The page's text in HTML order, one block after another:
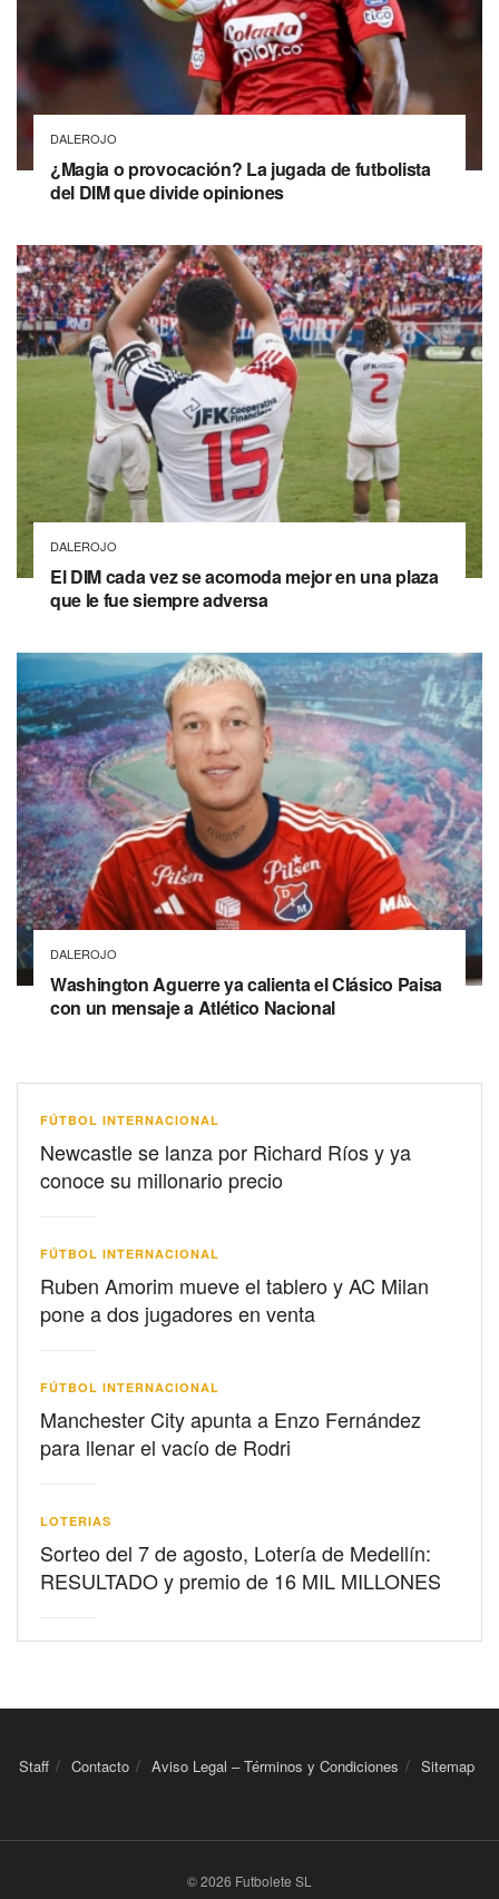
DALEROJO
¿Magia o provocación? La jugada de futbolista
del DIM que divide opiniones
DALEROJO
El DIM cada vez se acomoda mejor en una plaza
que le fue siempre adversa
DALEROJO
Washington Aguerre ya calienta el Clásico Paisa
con un mensaje a Atlético Nacional
FÚTBOL INTERNACIONAL
Newcastle se lanza por Richard Ríos y ya
conoce su millonario precio
FÚTBOL INTERNACIONAL
Ruben Amorim mueve el tablero y AC Milan
pone a dos jugadores en venta
FÚTBOL INTERNACIONAL
Manchester City apunta a Enzo Fernández
para llenar el vacío de Rodri
LOTERIAS
Sorteo del 7 de agosto, Lotería de Medellín:
RESULTADO y premio de 16 MIL MILLONES
Staff Contacto Aviso Legal – Términos y Condiciones Sitemap
© 2026 Futbolete SL